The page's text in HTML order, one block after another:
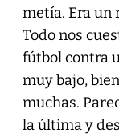
metía. Era un
Todo nos
fútbol contra
muy bajo,
muchas.
la última y